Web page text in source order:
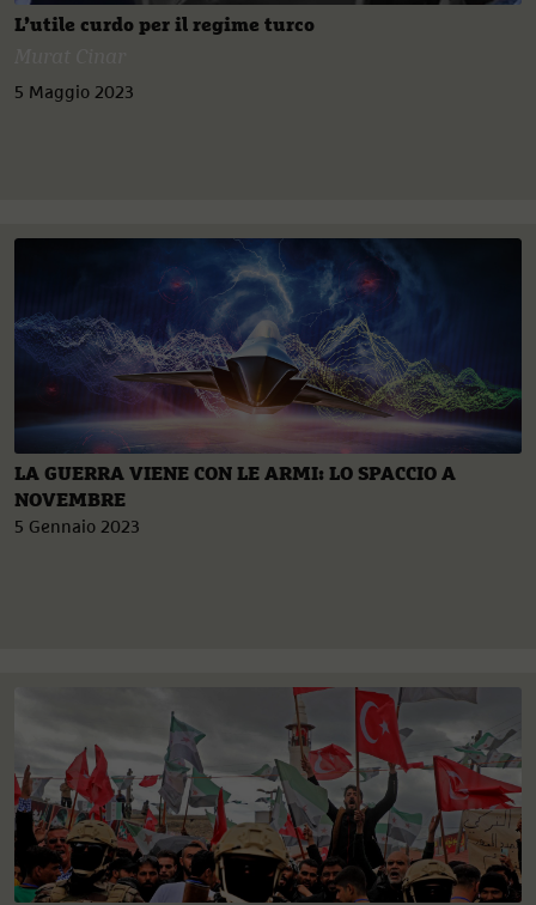
L’utile curdo per il regime turco
5 Maggio 2023
LA GUERRA VIENE CON LE ARMI: LO SPACCIO A
NOVEMBRE
5 Gennaio 2023